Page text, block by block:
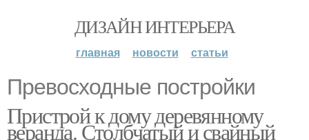
ДИЗАЙН ИНТЕРЬЕРА
главная новости статьи
Превосходные постройки
Пристрой к дому деревянному
веранда. Столбчатый и свайный